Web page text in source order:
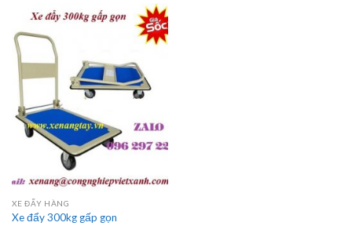
XE ĐẨY HÀNG
Xe đẩy 300kg gấp gọn